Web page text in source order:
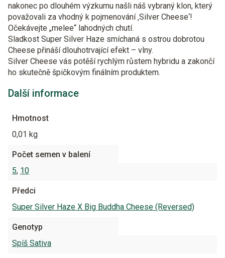
nakonec po dlouhém výzkumu našli náš vybraný klon, který
považovali za vhodný k pojmenování ‚Silver Cheese‘!
Očekávejte „melee“ lahodných chutí.
Sladkost Super Silver Haze smíchaná s ostrou dobrotou
Cheese přináší dlouhotrvající efekt – vlny.
Silver Cheese vás potěší rychlým růstem hybridu a zakončí
ho skutečně špičkovým finálním produktem.
Další informace
Hmotnost
0,01 kg
Počet semen v balení
5, 10
Předci
Super Silver Haze X Big Buddha Cheese (Reversed)
Genotyp
Spíš Sativa